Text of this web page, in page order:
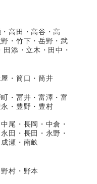
高田・高谷・高
・竹下・岳野・武
添・立木・田中・
・筒口・筒井
・冨井・富澤・富
・豊野・豊村
尾・長岡・中倉・
田・長田・永野・
瀬・南畝
村・野本